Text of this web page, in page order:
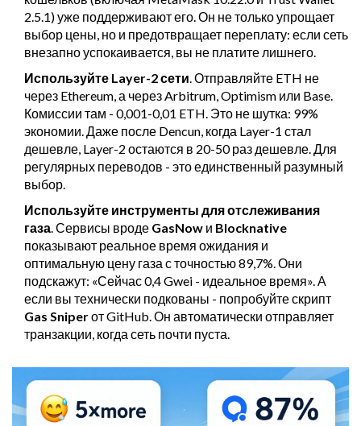
2.5.1) уже поддерживают его. Он не только упрощает
выбор цены, но и предотвращает переплату: если сеть
внезапно успокаивается, вы не платите лишнего.
Используйте Layer-2 сети . Отправляйте ETH не
через Ethereum, а через Arbitrum, Optimism или Base.
Комиссии там - 0,001-0,01 ETH. Это не шутка: 99%
экономии. Даже после Dencun, когда Layer-1 стал
дешевле, Layer-2 остаются в 20-50 раз дешевле. Для
регулярных переводов - это единственный разумный
выбор.
Используйте инструменты для отслеживания
газа . Сервисы вроде GasNow и Blocknative
показывают реальное время ожидания и
оптимальную цену газа с точностью 89,7%. Они
подскажут: «Сейчас 0,4 Gwei - идеальное время». А
если вы технически подкованы - попробуйте скрипт
Gas Sniperот GitHub. Он автоматически отправляет
транзакции, когда сеть почти пуста.